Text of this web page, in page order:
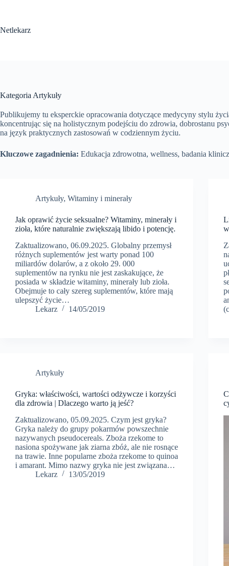
Netlekarz
Kategoria Artykuły
Publikujemy tu eksperckie opracowania dotyczące medycyny stylu
koncentrując się na holistycznym podejściu do zdrowia, dobrostanu
na język praktycznych zastosowań w codziennym życiu.
Kluczowe zagadnienia: Edukacja zdrowotna, wellness, badania
Artykuły, Witaminy i minerały
Jak oprawić życie seksualne? Witaminy, minerały i
zioła, które naturalnie zwiększają libido i potencję.
Zaktualizowano, 06.09.2025. Globalny przemysł
różnych suplementów jest warty ponad 100
miliardów dolarów, a z około 29. 000
suplementów na rynku nie jest zaskakujące, że
posiada w składzie witaminy, minerały lub zioła.
Obejmuje to cały szereg suplementów, które mają
ulepszyć życie…
Lekarz
14/05/2019
Artykuły
Gryka: właściwości, wartości odżywcze i korzyści
dla zdrowia | Dlaczego warto ją jeść?
Zaktualizowano, 05.09.2025. Czym jest gryka?
Gryka należy do grupy pokarmów powszechnie
nazywanych pseudocereals. Zboża rzekome to
nasiona spożywane jak ziarna zbóż, ale nie rosnące
na trawie. Inne popularne zboża rzekome to quinoa
i amarant. Mimo nazwy gryka nie jest związana…
Lekarz
13/05/2019